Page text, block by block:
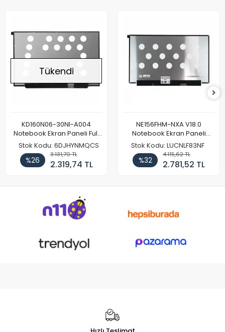
Tükendi
KD160N06-30NI-A004
Notebook Ekran Paneli Full
HD
Stok Kodu: 6DJHYNMQCS
%26
3.131,70 TL
2.319,74 TL
NE156FHM-NXA V18.0
Notebook Ekran Paneli
144Hz
Stok Kodu: LUCNLF83NF
%32
4.115,62 TL
2.781,52 TL